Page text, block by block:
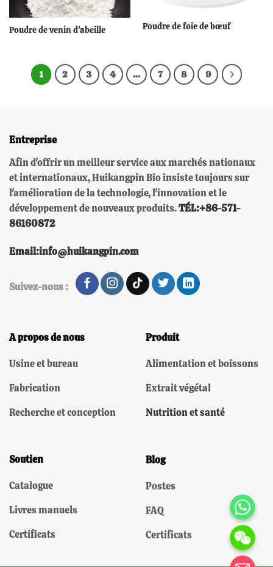
Poudre de venin d'abeille Poudre de foie de bœuf
1 2 3 4 … 7 8 9
Entreprise
Afin d'offrir un meilleur service aux marchés nationaux
et internationaux, Huikangpin Bio insiste toujours sur
l'amélioration de la technologie, l'innovation et le
développement de nouveaux produits.TÉL:+86-571-
86160872
Email:info@huikangpin.com
Suivez-nous :
A propos de nous
Usine et bureau
Fabrication
Recherche et conception
Produit
Alimentation et boissons
Extrait végétal
Nutrition et santé
Soutien
Catalogue
Livres manuels
Certificats
Blog
Postes
FAQ
Certificats
WeChat:
电子邮箱地址